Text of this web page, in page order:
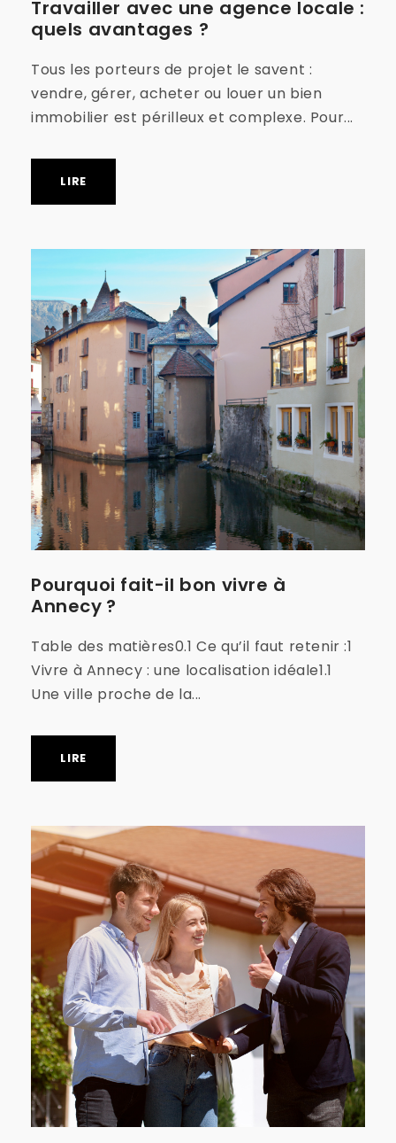
Travailler avec une agence locale :
quels avantages ?
Tous les porteurs de projet le savent :
vendre, gérer, acheter ou louer un bien
immobilier est périlleux et complexe. Pour...
LIRE
Pourquoi fait-il bon vivre à
Annecy ?
Table des matières0.1 Ce qu’il faut retenir :1
Vivre à Annecy : une localisation idéale1.1
Une ville proche de la...
LIRE